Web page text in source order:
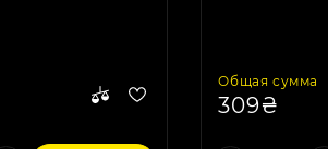
Общая сумма
309₴